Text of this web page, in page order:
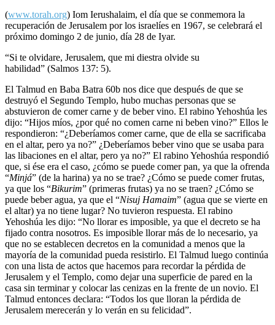
(www.torah.org) Iom Ierushalaim, el día que se conmemora la
recuperación de Jerusalem por los israelíes en 1967, se celebrará el
próximo domingo 2 de junio, día 28 de Iyar.
“Si te olvidare, Jerusalem, que mi diestra olvide su
habilidad” (Salmos 137: 5).
El Talmud en Baba Batra 60b nos dice que después de que se
destruyó el Segundo Templo, hubo muchas personas que se
abstuvieron de comer carne y de beber vino. El rabino Yehoshúa les
dijo: “Hijos míos, ¿por qué no comen carne ni beben vino?” Ellos le
respondieron: “¿Deberíamos comer carne, que de ella se sacrificaba
en el altar, pero ya no?” ¿Deberíamos beber vino que se usaba para
las libaciones en el altar, pero ya no?” El rabino Yehoshúa respondió
que, si ése era el caso, ¿cómo se puede comer pan, ya que la ofrenda
“Minjá” (de la harina) ya no se trae? ¿Cómo se puede comer frutas,
ya que los “Bikurim” (primeras frutas) ya no se traen? ¿Cómo se
puede beber agua, ya que el “Nisuj Hamaim” (agua que se vierte en
el altar) ya no tiene lugar? No tuvieron respuesta. El rabino
Yehoshúa les dijo: “No llorar es imposible, ya que el decreto se ha
fijado contra nosotros. Es imposible llorar más de lo necesario, ya
que no se establecen decretos en la comunidad a menos que la
mayoría de la comunidad pueda resistirlo. El Talmud luego continúa
con una lista de actos que hacemos para recordar la pérdida de
Jerusalem y el Templo, como dejar una superficie de pared en la
casa sin terminar y colocar las cenizas en la frente de un novio. El
Talmud entonces declara: “Todos los que lloran la pérdida de
Jerusalem merecerán y lo verán en su felicidad”.